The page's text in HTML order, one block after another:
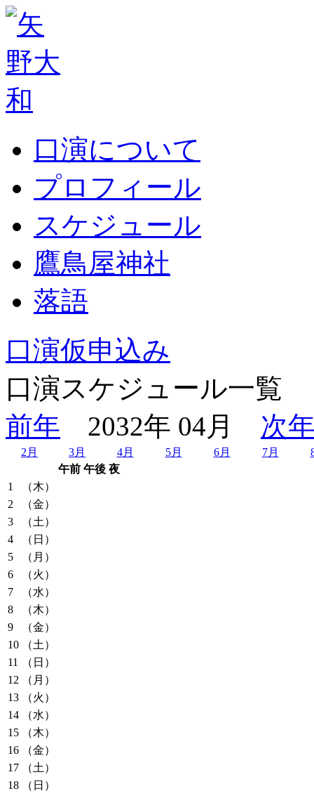
口演について
プロフィール
スケジュール
鷹鳥屋神社
落語
口演仮申込み
口演スケジュール一覧
前年 2032年 04月 次
2月 3月 4月 5月 6月 7月
午前 午後 夜
1
（木）
2
（金）
3
（土）
4
（日）
5
（月）
6
（火）
7
（水）
8
（木）
9
（金）
10
（土）
11
（日）
12
（月）
13
（火）
14
（水）
15
（木）
16
（金）
17
（土）
18
（日）